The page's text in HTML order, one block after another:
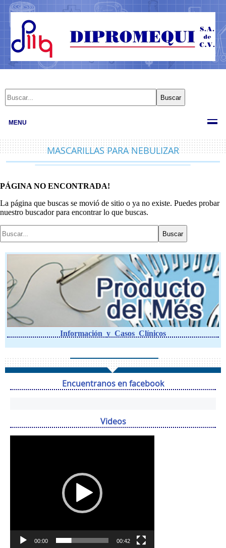
MENU
MASCARILLAS PARA NEBULIZAR
PÁGINA NO ENCONTRADA!
La página que buscas se movió de sitio o ya no existe. Puedes probar
nuestro buscador para encontrar lo que buscas.
Información y Casos Clínicos
Encuentranos en facebook
Videos
00:00 00:42